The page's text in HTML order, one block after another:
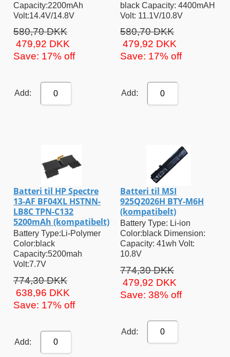
Capacity:2200mAh
Volt:14.4V/14.8V
580,70 DKK
479,92 DKK
Save: 17% off
Add: 0
black Capacity: 4400mAH
Volt: 11.1V/10.8V
580,70 DKK
479,92 DKK
Save: 17% off
Add: 0
Batteri til HP Spectre
13-AF BF04XL HSTNN-
LB8C TPN-C132
5200mAh (kompatibelt)
Battery Type:Li-Polymer
Color:black
Capacity:5200mah
Volt:7.7V
774,30 DKK
638,96 DKK
Save: 17% off
Add: 0
Batteri til MSI
925Q2026H BTY-M6H
(kompatibelt)
Battery Type: Li-ion
Color:black Dimension:
Capacity: 41wh Volt:
10.8V
774,30 DKK
479,92 DKK
Save: 38% off
Add: 0